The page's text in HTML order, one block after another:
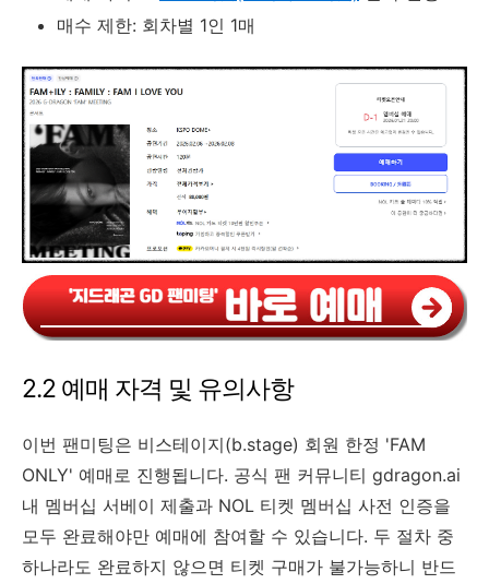
매수 제한: 회차별 1인 1매
2.2 예매 자격 및 유의사항
이번 팬미팅은 비스테이지(b.stage) 회원 한정 'FAM
ONLY' 예매로 진행됩니다. 공식 팬 커뮤니티 gdragon.ai
내 멤버십 서베이 제출과 NOL 티켓 멤버십 사전 인증을
모두 완료해야만 예매에 참여할 수 있습니다. 두 절차 중
하나라도 완료하지 않으면 티켓 구매가 불가능하니 반드